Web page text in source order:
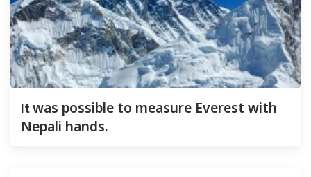
Itwas possible to measure Everest with
Nepali hands.